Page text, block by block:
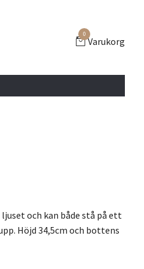
0
Varukorg
och kan både stå på ett
Höjd 34,5cm och bottens